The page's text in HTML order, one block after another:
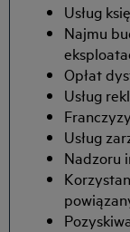
Usług
Najmu
Opłat
Usług
Franczyzy
Usług
Nadzoru